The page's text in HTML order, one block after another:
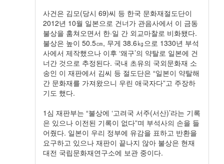
사건은 김모(당시 69)씨 등 한국 문화재절도단이
2012년 10월 일본으로 건너가 관음사에서 이 금동
불상을 훔쳐오면서 한·일 간 외교마찰로 비화됐다.
불상은 높이 50.5㎝, 무게 38.6㎏으로 1330년 부석
사에서 제작했으나 이후 ‘왜구’의 약탈로 일본에 건
너간 것으로 추정된다. 국내 초유의 국외문화재 소
송인 이 재판에서 김씨 등 절도단은 “일본이 약탈해
간 문화재를 가져왔으니 우린 애국자다”고 주장하
기도 했다.
1심 재판부는 “불상에 ‘고려국 서주(서산)’라는 기록
은 있으나 이전된 기록이 없다”며 부석사의 손을 들
어줬다. 일본이 우리 정부에 유감을 표하고 반환을
요구하고 있으나 재판이 끝나지 않아 불상은 현재
대전 국립문화재연구소에 보관 중이다.